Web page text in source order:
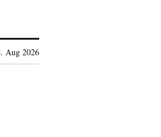
Aug 2026